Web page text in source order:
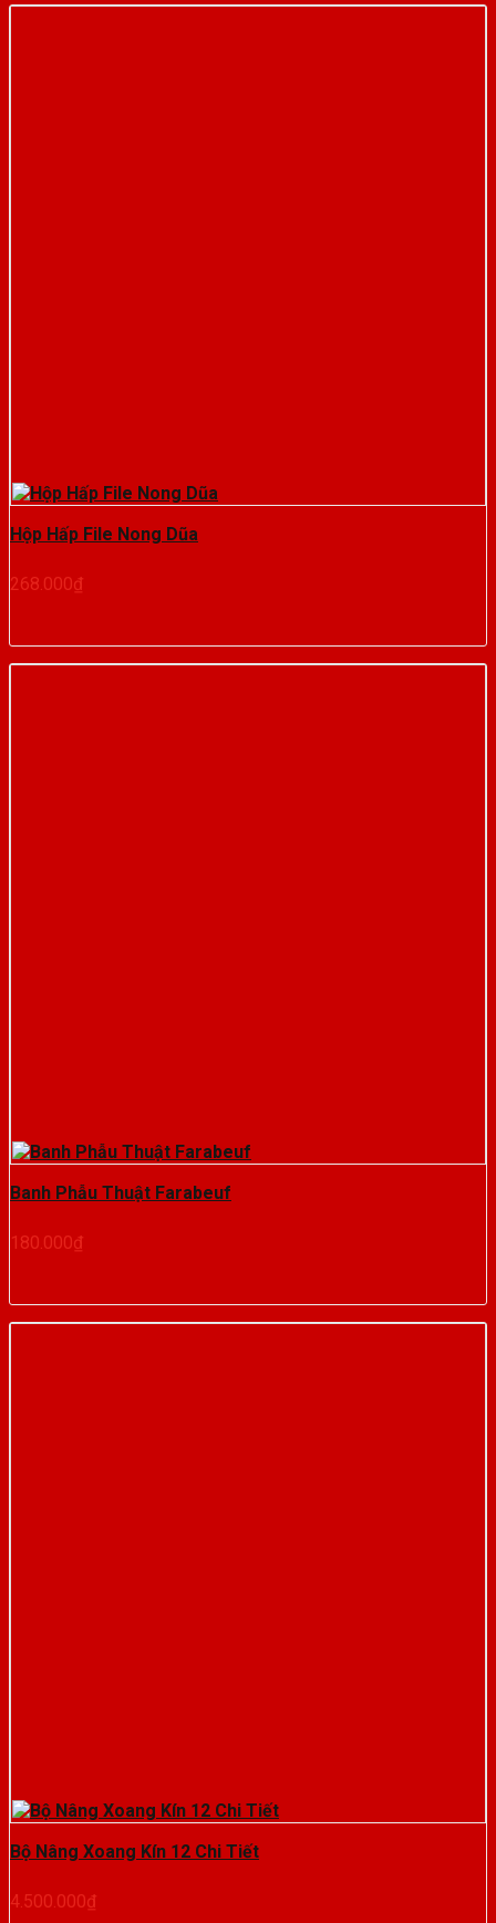
Hộp Hấp File Nong Dũa
268.000₫
Banh Phẫu Thuật Farabeuf
180.000₫
Bộ Nâng Xoang Kín 12 Chi Tiết
4.500.000₫